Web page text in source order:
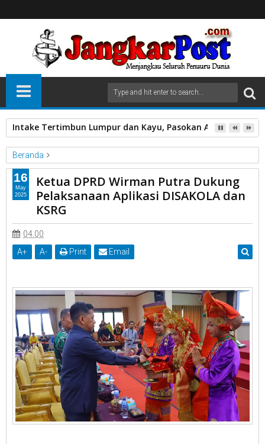
Intake Tertimbun Lumpur dan Kayu, Pasokan Air Bersih di
Beranda
Unlabelled
Ketua DPRD Wirman Putra Dukung Pelaksanaan Aplikasi
DISAKOLA dan KSRG
Ketua DPRD Wirman Putra Dukung
Pelaksanaan Aplikasi DISAKOLA dan
KSRG
04.00
A+ A- Print Email
16
May
2025